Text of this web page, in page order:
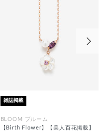
雑誌掲載
BLOOM ブルーム
【Birth Flower】【美人百花掲載】